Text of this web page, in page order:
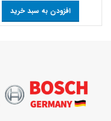
افزودن به سبد خرید